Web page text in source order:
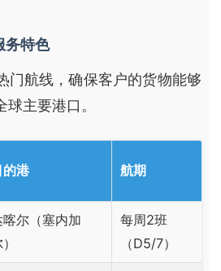
务特色
门航线，确保客户的货物能够
主要港口。
的港 航期
喀尔（塞内加
每周2班
（D5/7）